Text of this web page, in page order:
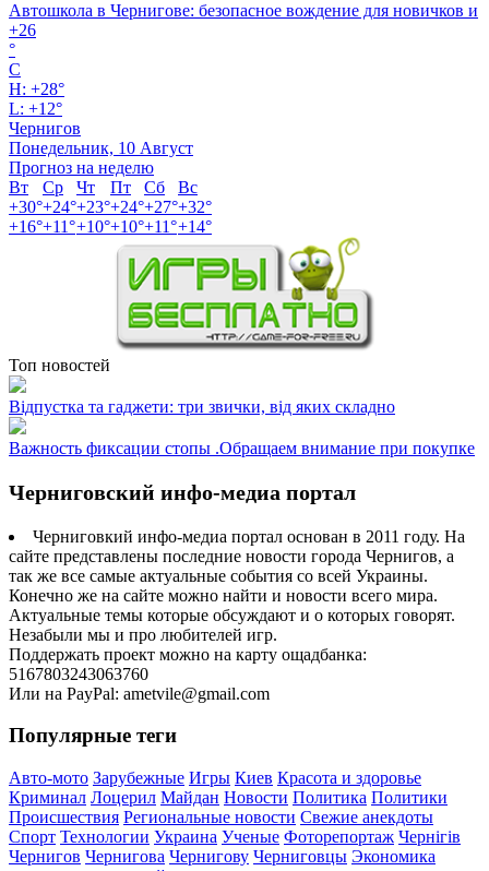
Автошкола в Чернигове: безопасное вождение для новичков и
+26
°
C
H: +28°
L: +12°
Чернигов
Понедельник, 10 Август
Прогноз на неделю
Вт
Ср Чт Пт Сб
Вс
+30°+24°+23°+24°+27°+32°
+16°+11°+10°+10°+11°+14°
Топ новостей
Відпустка та гаджети: три звички, від яких складно
Важность фиксации стопы .Обращаем внимание при покупке
Черниговский инфо-медиа портал
Черниговкий инфо-медиа портал основан в 2011 году. На
сайте представлены последние новости города Чернигов, а
так же все самые актуальные события со всей Украины.
Конечно же на сайте можно найти и новости всего мира.
Актуальные темы которые обсуждают и о которых говорят.
Незабыли мы и про любителей игр.
Поддержать проект можно на карту ощадбанка:
5167803243063760
Или на PayPal: ametvile@gmail.com
Популярные теги
Авто-мото Зарубежные Игры Киев Красота и здоровье
Криминал Лоцерил Майдан Новости Политика Политики
Происшествия Региональные новости Свежие анекдоты
Спорт Технологии Украина Ученые Фоторепортаж Чернігів
Чернигов Чернигова Чернигову Черниговцы Экономика